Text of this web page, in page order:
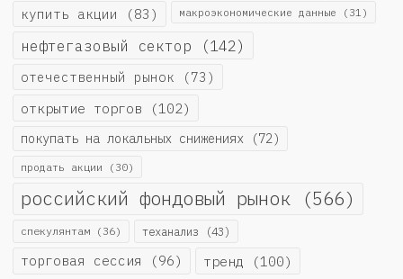
купить акции (83) макроэкономические данные (31)
нефтегазовый сектор (142)
отечественный рынок (73)
открытие торгов (102)
покупать на локальных снижениях (72)
продать акции (30)
российский фондовый рынок (566)
спекулянтам (36) теханализ (43)
торговая сессия (96) тренд (100)